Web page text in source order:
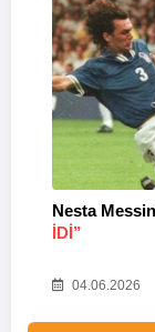
Nesta
IDI”
04.06.2026